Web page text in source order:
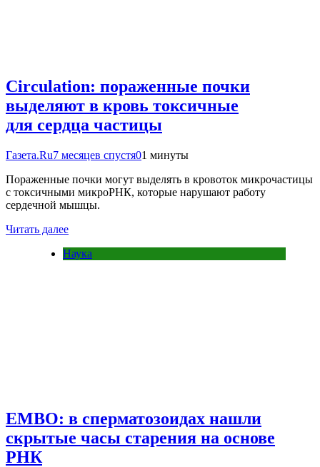
Circulation: пораженные почки
выделяют в кровь токсичные
для сердца частицы
Газета.Ru7 месяцев спустя01 минуты
Пораженные почки могут выделять в кровоток микрочастицы
с токсичными микроРНК, которые нарушают работу
сердечной мышцы.
Читать далее
Наука
EMBO: в сперматозоидах нашли
скрытые часы старения на основе
РНК